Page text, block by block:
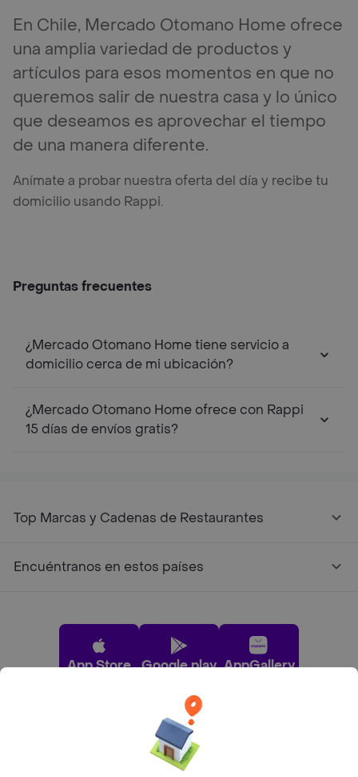
En Chile, Mercado Otomano Home ofrece
una amplia variedad de productos y
artículos para esos momentos en que no
queremos salir de nuestra casa y lo único
que deseamos es aprovechar el tiempo
de una manera diferente.
Anímate a probar nuestra oferta del día y recibe tu
domicilio usando Rappi.
Preguntas frecuentes
¿Mercado Otomano Home tiene servicio a
domicilio cerca de mi ubicación?
¿Mercado Otomano Home ofrece con Rappi
15 días de envíos gratis?
Top Marcas y Cadenas de Restaurantes
Encuéntranos en estos países
App Store Google play AppGallery
Pide tu comida favorita cerca de ti